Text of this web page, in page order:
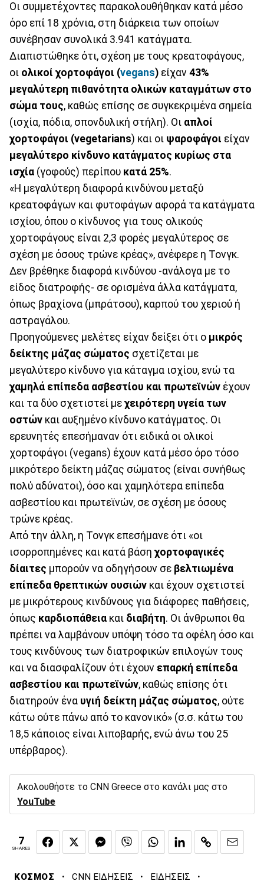
Οι συμμετέχοντες παρακολουθήθηκαν κατά μέσο
όρο επί 18 χρόνια, στη διάρκεια των οποίων
συνέβησαν συνολικά 3.941 κατάγματα.
Διαπιστώθηκε ότι, σχέση με τους κρεατοφάγους,
οι ολικοί χορτοφάγοι (vegans) είχαν 43%
μεγαλύτερη πιθανότητα ολικών καταγμάτων στο
σώμα τους, καθώς επίσης σε συγκεκριμένα σημεία
(ισχία, πόδια, σπονδυλική στήλη). Οι απλοί
χορτοφάγοι (vegetarians) και οι ψαροφάγοι είχαν
μεγαλύτερο κίνδυνο κατάγματος κυρίως στα
ισχία (γοφούς) περίπου κατά 25%.
«Η μεγαλύτερη διαφορά κινδύνου μεταξύ
κρεατοφάγων και φυτοφάγων αφορά τα κατάγματα
ισχίου, όπου ο κίνδυνος για τους ολικούς
χορτοφάγους είναι 2,3 φορές μεγαλύτερος σε
σχέση με όσους τρώνε κρέας», ανέφερε η Τονγκ.
Δεν βρέθηκε διαφορά κινδύνου -ανάλογα με το
είδος διατροφής- σε ορισμένα άλλα κατάγματα,
όπως βραχίονα (μπράτσου), καρπού του χεριού ή
αστραγάλου.
Προηγούμενες μελέτες είχαν δείξει ότι ο μικρός
δείκτης μάζας σώματος σχετίζεται με
μεγαλύτερο κίνδυνο για κάταγμα ισχίου, ενώ τα
χαμηλά επίπεδα ασβεστίου και πρωτεϊνών έχουν
και τα δύο σχετιστεί με χειρότερη υγεία των
οστών και αυξημένο κίνδυνο κατάγματος. Οι
ερευνητές επεσήμαναν ότι ειδικά οι ολικοί
χορτοφάγοι (vegans) έχουν κατά μέσο όρο τόσο
μικρότερο δείκτη μάζας σώματος (είναι συνήθως
πολύ αδύνατοι), όσο και χαμηλότερα επίπεδα
ασβεστίου και πρωτεϊνών, σε σχέση με όσους
τρώνε κρέας.
Από την άλλη, η Τονγκ επεσήμανε ότι «οι
ισορροπημένες και κατά βάση χορτοφαγικές
δίαιτες μπορούν να οδηγήσουν σε βελτιωμένα
επίπεδα θρεπτικών ουσιών και έχουν σχετιστεί
με μικρότερους κινδύνους για διάφορες παθήσεις,
όπως καρδιοπάθεια και διαβήτη. Οι άνθρωποι θα
πρέπει να λαμβάνουν υπόψη τόσο τα οφέλη όσο και
τους κινδύνους των διατροφικών επιλογών τους
και να διασφαλίζουν ότι έχουν επαρκή επίπεδα
ασβεστίου και πρωτεϊνών, καθώς επίσης ότι
διατηρούν ένα υγιή δείκτη μάζας σώματος, ούτε
κάτω ούτε πάνω από το κανονικό» (σ.σ. κάτω του
18,5 κάποιος είναι λιποβαρής, ενώ άνω του 25
υπέρβαρος).
Ακολουθήστε το CNN Greece στο κανάλι μας στο
YouTube
7
SHARES
ΚΟΣΜΟΣ · CNN ΕΙΔΗΣΕΙΣ · ΕΙΔΗΣΕΙΣ ·